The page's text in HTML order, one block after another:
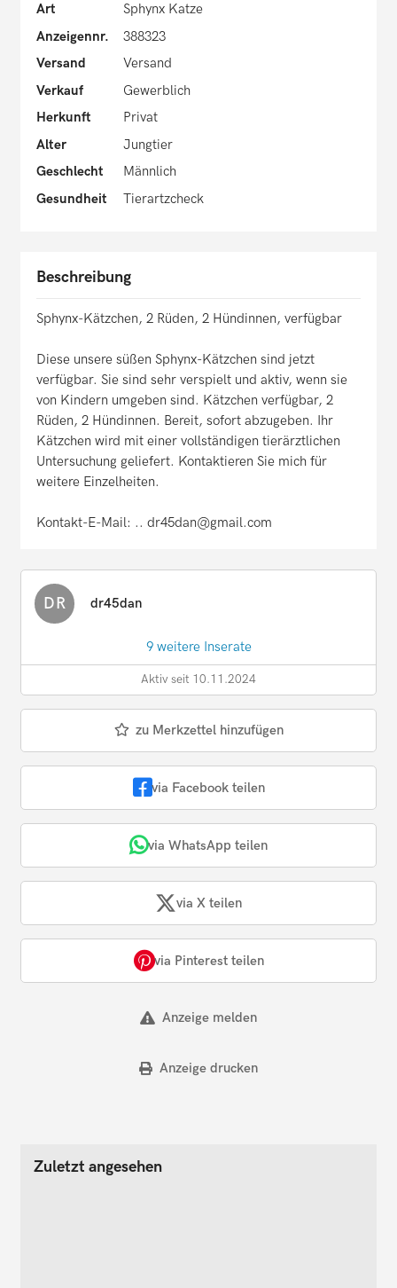
Art
Sphynx Katze
Anzeigennr.
388323
Versand
Versand
Verkauf
Gewerblich
Herkunft
Privat
Alter
Jungtier
Geschlecht
Männlich
Gesundheit
Tierartzcheck
Beschreibung
Sphynx-Kätzchen, 2 Rüden, 2 Hündinnen, verfügbar
Diese unsere süßen Sphynx-Kätzchen sind jetzt
verfügbar. Sie sind sehr verspielt und aktiv, wenn sie
von Kindern umgeben sind. Kätzchen verfügbar, 2
Rüden, 2 Hündinnen. Bereit, sofort abzugeben. Ihr
Kätzchen wird mit einer vollständigen tierärztlichen
Untersuchung geliefert. Kontaktieren Sie mich für
weitere Einzelheiten.
Kontakt-E-Mail: .. dr45dan@gmail.com
DR dr45dan
9 weitere Inserate
Aktiv seit 10.11.2024
zu Merkzettel hinzufügen
via Facebook teilen
via WhatsApp teilen
via X teilen
via Pinterest teilen
Anzeige melden
Anzeige drucken
Zuletzt angesehen